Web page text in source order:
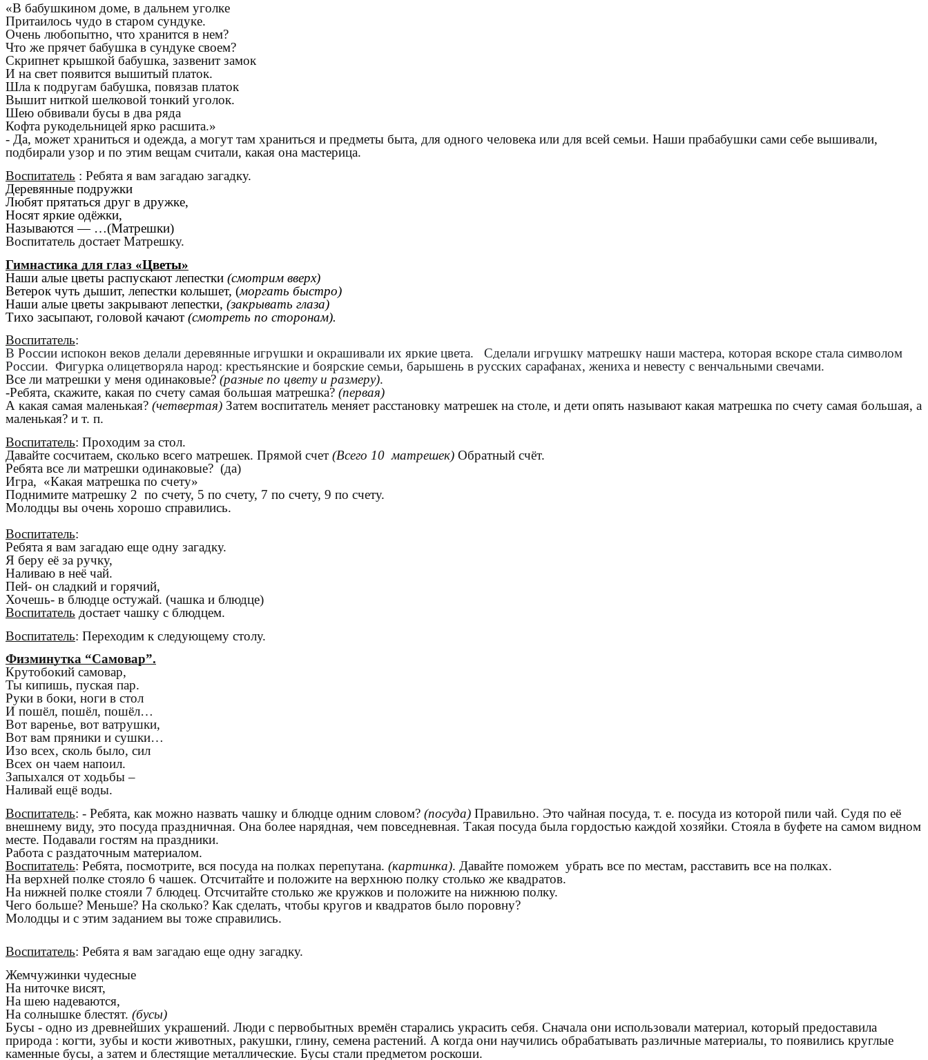
«В бабушкином доме, в дальнем уголке
Притаилось чудо в старом сундуке.
Очень любопытно, что хранится в нем?
Что же прячет бабушка в сундуке своем?
Скрипнет крышкой бабушка, зазвенит замок
И на свет появится вышитый платок.
Шла к подругам бабушка, повязав платок
Вышит ниткой шелковой тонкий уголок.
Шею обвивали бусы в два ряда
Кофта рукодельницей ярко расшита.»
- Да, может храниться и одежда, а могут там храниться и предметы быта, для одного человека или для всей семьи. Наши прабабушки сами себе вышивали,
подбирали узор и по этим вещам считали, какая она мастерица.
Воспитатель : Ребята я вам загадаю загадку.
Деревянные подружки
Любят прятаться друг в дружке,
Носят яркие одёжки,
Называются — …(Матрешки)
Воспитатель достает Матрешку.
Гимнастика для глаз «Цветы»
Наши алые цветы распускают лепестки (смотрим вверх)
Ветерок чуть дышит, лепестки колышет, (моргать быстро)
Наши алые цветы закрывают лепестки, (закрывать глаза)
Тихо засыпают, головой качают (смотреть по сторонам).
Воспитатель:
В России испокон веков делали деревянные игрушки и окрашивали их яркие цвета. Сделали игрушку матрешку наши мастера, которая вскоре стала символом
России. Фигурка олицетворяла народ: крестьянские и боярские семьи, барышень в русских сарафанах, жениха и невесту с венчальными свечами.
Все ли матрешки у меня одинаковые? (разные по цвету и размеру).
-Ребята, скажите, какая по счету самая большая матрешка? (первая)
А какая самая маленькая? (четвертая) Затем воспитатель меняет расстановку матрешек на столе, и дети опять называют какая матрешка по счету самая большая, а
маленькая? и т. п.
Воспитатель: Проходим за стол.
Давайте сосчитаем, сколько всего матрешек. Прямой счет (Всего 10 матрешек) Обратный счёт.
Ребята все ли матрешки одинаковые? (да)
Игра, «Какая матрешка по счету»
Поднимите матрешку 2 по счету, 5 по счету, 7 по счету, 9 по счету.
Молодцы вы очень хорошо справились.
Воспитатель:
Ребята я вам загадаю еще одну загадку.
Я беру её за ручку,
Наливаю в неё чай.
Пей- он сладкий и горячий,
Хочешь- в блюдце остужай. (чашка и блюдце)
Воспитатель достает чашку с блюдцем.
Воспитатель: Переходим к следующему столу.
Физминутка “Самовар”.
Крутобокий самовар,
Ты кипишь, пуская пар.
Руки в боки, ноги в стол
И пошёл, пошёл, пошёл…
Вот варенье, вот ватрушки,
Вот вам пряники и сушки…
Изо всех, сколь было, сил
Всех он чаем напоил.
Запыхался от ходьбы –
Наливай ещё воды.
Воспитатель: - Ребята, как можно назвать чашку и блюдце одним словом? (посуда) Правильно. Это чайная посуда, т. е. посуда из которой пили чай. Судя по её
внешнему виду, это посуда праздничная. Она более нарядная, чем повседневная. Такая посуда была гордостью каждой хозяйки. Стояла в буфете на самом видном
месте. Подавали гостям на праздники.
Работа с раздаточным материалом.
Воспитатель: Ребята, посмотрите, вся посуда на полках перепутана. (картинка). Давайте поможем убрать все по местам, расставить все на полках.
На верхней полке стояло 6 чашек. Отсчитайте и положите на верхнюю полку столько же квадратов.
На нижней полке стояли 7 блюдец. Отсчитайте столько же кружков и положите на нижнюю полку.
Чего больше? Меньше? На сколько? Как сделать, чтобы кругов и квадратов было поровну?
Молодцы и с этим заданием вы тоже справились.
Воспитатель: Ребята я вам загадаю еще одну загадку.
Жемчужинки чудесные
На ниточке висят,
На шею надеваются,
На солнышке блестят. (бусы)
Бусы - одно из древнейших украшений. Люди с первобытных времён старались украсить себя. Сначала они использовали материал, который предоставила
природа : когти, зубы и кости животных, ракушки, глину, семена растений. А когда они научились обрабатывать различные материалы, то появились круглые
каменные бусы, а затем и блестящие металлические. Бусы стали предметом роскоши.